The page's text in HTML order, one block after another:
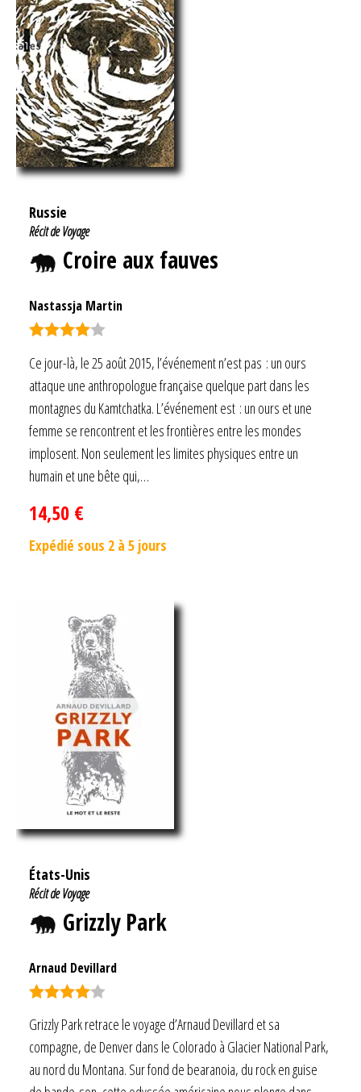
Russie
Récit de Voyage
Croire aux fauves
Nastassja Martin
sur 5
Ce jour-là, le 25 août 2015, l’événement n’est pas : un ours
attaque une anthropologue française quelque part dans les
montagnes du Kamtchatka. L’événement est : un ours et une
femme se rencontrent et les frontières entre les mondes
implosent. Non seulement les limites physiques entre un
humain et une bête qui,…
14,50 €
Expédié sous 2 à 5 jours
États-Unis
Récit de Voyage
Grizzly Park
Arnaud Devillard
sur 5
Grizzly Park retrace le voyage d’Arnaud Devillard et sa
compagne, de Denver dans le Colorado à Glacier National Park,
au nord du Montana. Sur fond de bearanoia, du rock en guise